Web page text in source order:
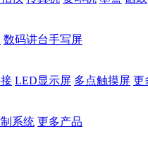
数码讲台手写屏
LED显示屏 多点触摸屏 更
系统 更多产品